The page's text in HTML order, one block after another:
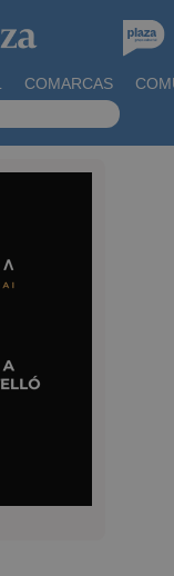
COMARCAS